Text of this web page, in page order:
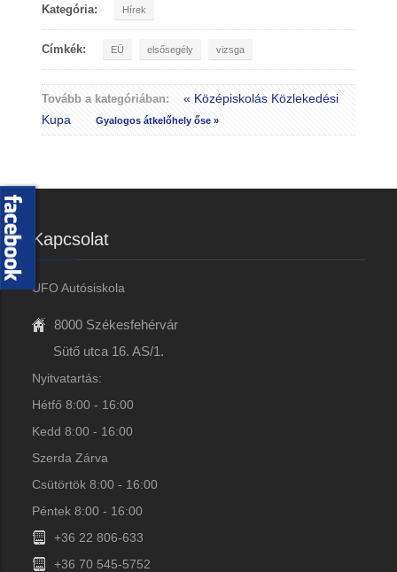
Kategória: Hírek
Címkék: EÜ elsősegély vizsga
Tovább a kategóriában:
« Középiskolás Közlekedési
Kupa
Gyalogos átkelőhely őse »
Kapcsolat
UFO Autósiskola
8000 Székesfehérvár
Sütő utca 16. AS/1.
Nyitvatartás:
Hétfő 8:00 - 16:00
Kedd 8:00 - 16:00
Szerda Zárva
Csütörtök 8:00 - 16:00
Péntek 8:00 - 16:00
+36 22 806-633
+36 70 545-5752